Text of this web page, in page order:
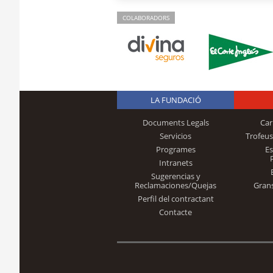
COLABORADORS
LA FUNDACIÓ
Documents Legals
Servicios
Programes
Intranets
Sugerencias y
Reclamaciones/Quejas
Perfil del contractant
Contacte